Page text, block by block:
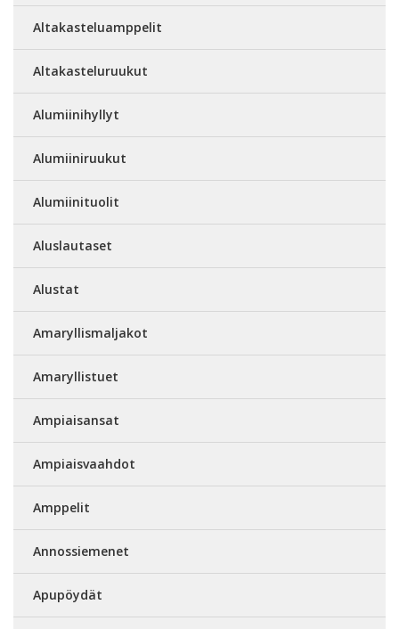
Altakasteluamppelit
Altakasteluruukut
Alumiinihyllyt
Alumiiniruukut
Alumiinituolit
Aluslautaset
Alustat
Amaryllismaljakot
Amaryllistuet
Ampiaisansat
Ampiaisvaahdot
Amppelit
Annossiemenet
Apupöydät